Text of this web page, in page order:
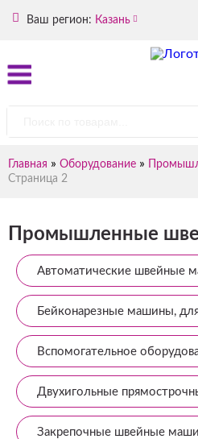
Ваш регион: Казань
Главная » Оборудование »
Страница 2
Промышленные
Автоматические швейные
Бейконарезные машины,
Вспомогательное
Двухигольные
Закрепочные швейные